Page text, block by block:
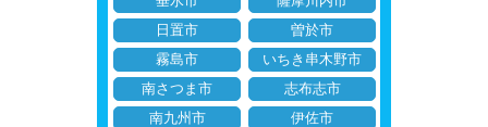
日置市
曽於市
霧島市
いちき串木野市
南さつま市
志布志市
南九州市
伊佐市